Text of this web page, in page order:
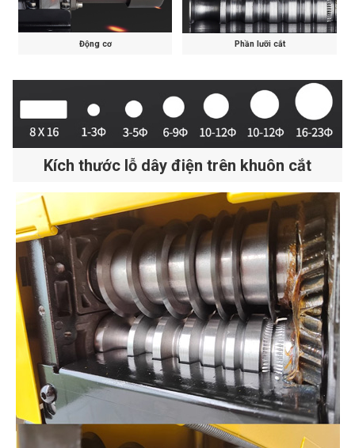
Động cơ Phần lưỡi cắt
Kích thước lỗ dây điện trên khuôn cắt